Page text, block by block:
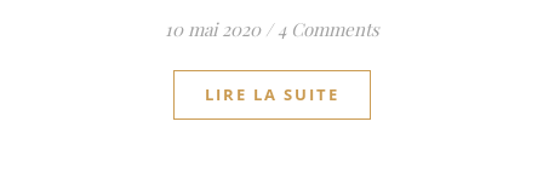
10 mai 2020 / 4 Comments
LIRE LA SUITE